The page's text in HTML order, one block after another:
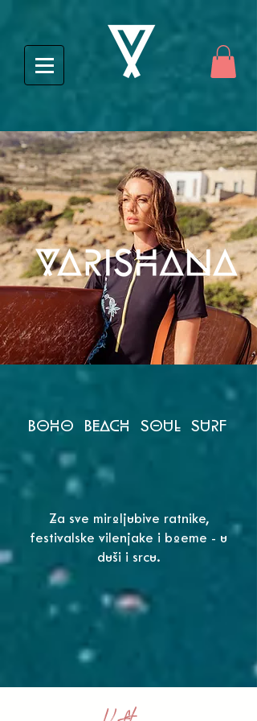
BOHO BEACH SOUL SURF
Za sve miroljubive ratnike,
festivalske vilenjake i boeme - u
duši i srcu.